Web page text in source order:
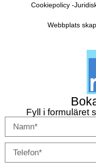
Cookiepolicy -
Webbplats
Fyll i formuläret